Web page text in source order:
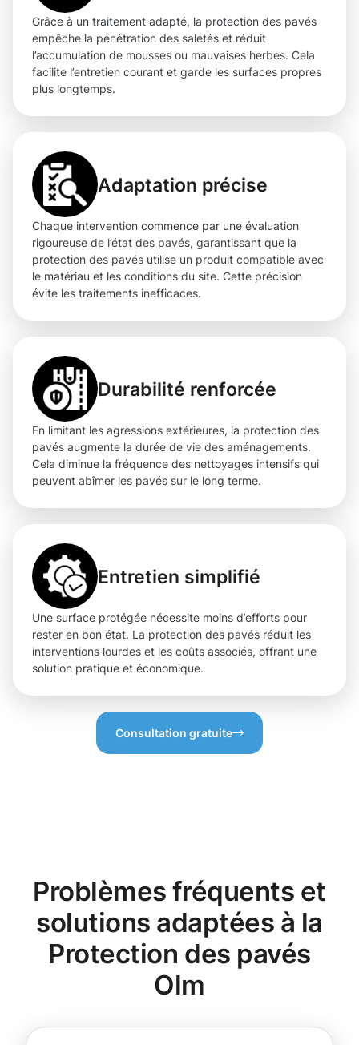
Grâce à un traitement adapté, la protection des pavés
empêche la pénétration des saletés et réduit
l’accumulation de mousses ou mauvaises herbes. Cela
facilite l’entretien courant et garde les surfaces propres
plus longtemps.
Adaptation précise
Chaque intervention commence par une évaluation
rigoureuse de l’état des pavés, garantissant que la
protection des pavés utilise un produit compatible avec
le matériau et les conditions du site. Cette précision
évite les traitements inefficaces.
Durabilité renforcée
En limitant les agressions extérieures, la protection des
pavés augmente la durée de vie des aménagements.
Cela diminue la fréquence des nettoyages intensifs qui
peuvent abîmer les pavés sur le long terme.
Entretien simplifié
Une surface protégée nécessite moins d’efforts pour
rester en bon état. La protection des pavés réduit les
interventions lourdes et les coûts associés, offrant une
solution pratique et économique.
Consultation gratuite
Problèmes fréquents et
solutions adaptées à la
Protection des pavés
Olm